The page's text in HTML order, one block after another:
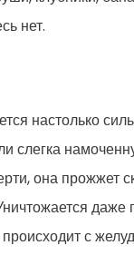
нет.
настолько
слегка
она прожжет
даже
с